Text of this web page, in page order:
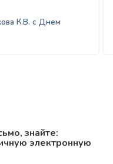
К.В. с Днем
знайте:
электронную